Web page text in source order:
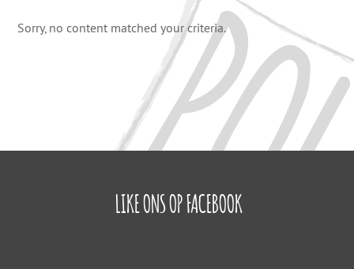
Sorry, no content matched your criteria.
LIKE ONS OP FACEBOOK